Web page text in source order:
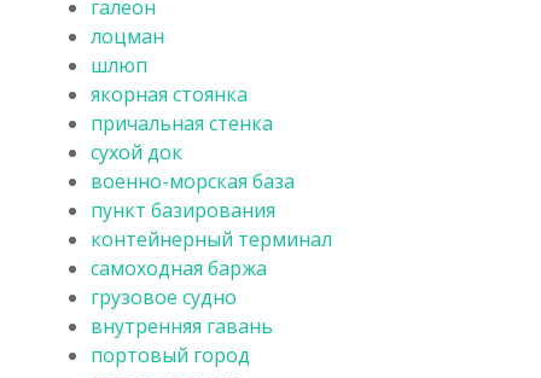
галеон
лоцман
шлюп
якорная стоянка
причальная стенка
сухой док
военно-морская база
пункт базирования
контейнерный терминал
самоходная баржа
грузовое судно
внутренняя гавань
портовый город